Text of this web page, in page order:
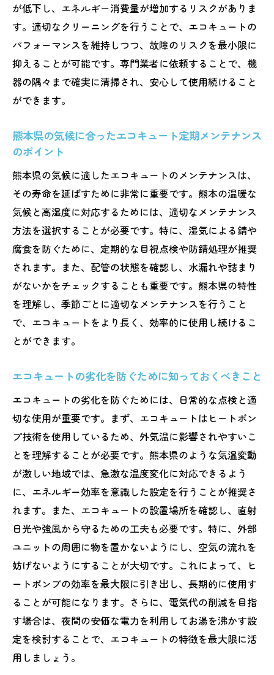
が低下し、エネルギー消費量が増加するリスクがありま
す。適切なクリーニングを行うことで、エコキュートの
パフォーマンスを維持しつつ、故障のリスクを最小限に
抑えることが可能です。専門業者に依頼することで、機
器の隅々まで確実に清掃され、安心して使用続けること
ができます。
熊本県の気候に合ったエコキュート定期メンテナンス
のポイント
熊本県の気候に適したエコキュートのメンテナンスは、
その寿命を延ばすために非常に重要です。熊本の温暖な
気候と高湿度に対応するためには、適切なメンテナンス
方法を選択することが必要です。特に、湿気による錆や
腐食を防ぐために、定期的な目視点検や防錆処理が推奨
されます。また、配管の状態を確認し、水漏れや詰まり
がないかをチェックすることも重要です。熊本県の特性
を理解し、季節ごとに適切なメンテナンスを行うこと
で、エコキュートをより長く、効率的に使用し続けるこ
とができます。
エコキュートの劣化を防ぐために知っておくべきこと
エコキュートの劣化を防ぐためには、日常的な点検と適
切な使用が重要です。まず、エコキュートはヒートポン
プ技術を使用しているため、外気温に影響されやすいこ
とを理解することが必要です。熊本県のような気温変動
が激しい地域では、急激な温度変化に対応できるよう
に、エネルギー効率を意識した設定を行うことが推奨さ
れます。また、エコキュートの設置場所を確認し、直射
日光や強風から守るための工夫も必要です。特に、外部
ユニットの周囲に物を置かないようにし、空気の流れを
妨げないようにすることが大切です。これによって、ヒ
ートポンプの効率を最大限に引き出し、長期的に使用す
ることが可能になります。さらに、電気代の削減を目指
す場合は、夜間の安価な電力を利用してお湯を沸かす設
定を検討することで、エコキュートの特徴を最大限に活
用しましょう。